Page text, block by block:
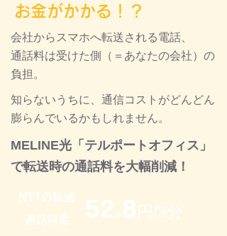
お金がかかる！？
会社からスマホへ転送される電話、
通話料は受けた側（＝あなたの会社）の
負担。
知らないうちに、通信コストがどんどん
膨らんでいるかもしれません。
MELINE光「テルポートオフィス」
で転送時の通話料を大幅削減！
NTTの転送
通話料金
52.8 円/3分